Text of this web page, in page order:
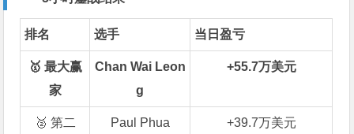
排名 选手 当日盈亏
🥇 最大赢
家
Chan Wai Leon
g
+55.7万美元
🥈 第二 Paul Phua +39.7万美元